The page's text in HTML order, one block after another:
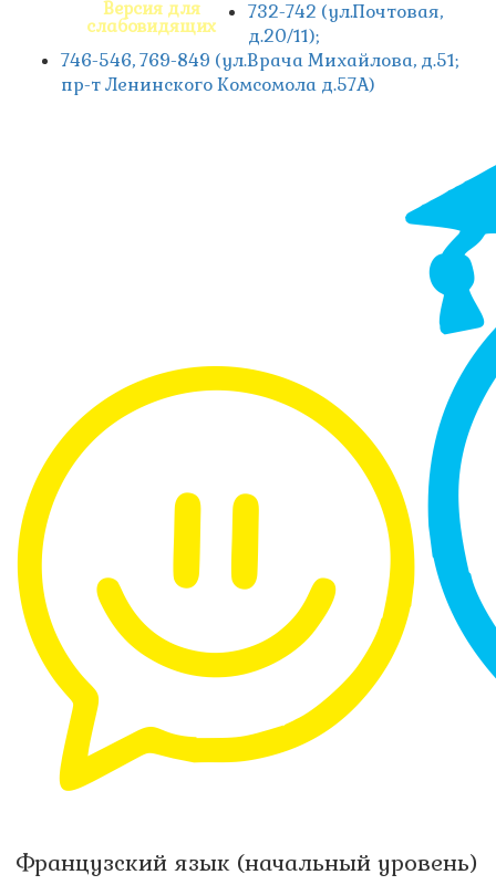
Версия для
слабовидящих
732-742 (ул.Почтовая,
д.20/11);
746-546, 769-849 (ул.Врача Михайлова, д.51;
пр-т Ленинского Комсомола д.57А)
Французский язык (начальный уровень)